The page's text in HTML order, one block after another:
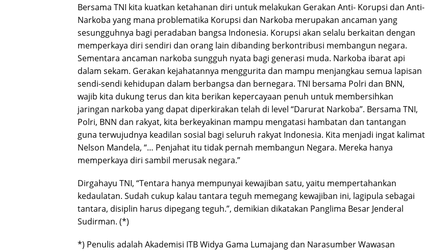
Bersama TNI kita kuatkan ketahanan diri untuk melakukan Gerakan Anti- Korupsi dan Anti-
Narkoba yang mana problematika Korupsi dan Narkoba merupakan ancaman yang
sesungguhnya bagi peradaban bangsa Indonesia. Korupsi akan selalu berkaitan dengan
memperkaya diri sendiri dan orang lain dibanding berkontribusi membangun negara.
Sementara ancaman narkoba sungguh nyata bagi generasi muda. Narkoba ibarat api
dalam sekam. Gerakan kejahatannya menggurita dan mampu menjangkau semua lapisan
sendi-sendi kehidupan dalam berbangsa dan bernegara. TNI bersama Polri dan BNN,
wajib kita dukung terus dan kita berikan kepercayaan penuh untuk membersihkan
jaringan narkoba yang dapat diperkirakan telah di level “Darurat Narkoba”. Bersama TNI,
Polri, BNN dan rakyat, kita berkeyakinan mampu mengatasi hambatan dan tantangan
guna terwujudnya keadilan sosial bagi seluruh rakyat Indonesia. Kita menjadi ingat kalimat
Nelson Mandela, “… Penjahat itu tidak pernah membangun Negara. Mereka hanya
memperkaya diri sambil merusak negara.”
Dirgahayu TNI, “Tentara hanya mempunyai kewajiban satu, yaitu mempertahankan
kedaulatan. Sudah cukup kalau tantara teguh memegang kewajiban ini, lagipula sebagai
tantara, disiplin harus dipegang teguh.”, demikian dikatakan Panglima Besar Jenderal
Sudirman. (*)
*) Penulis adalah Akademisi ITB Widya Gama Lumajang dan Narasumber Wawasan